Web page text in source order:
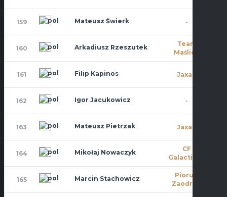
159 Mateusz Świerk -
160 Arkadiusz Rzeszutek
Team
Maślice
161 Filip Kapinos Jaxan
162 Igor Jacukowicz -
163 Mateusz Pietrzak Jaxan
164 Mikołaj Nowaczyk
CF
Galacticos
165 Marcin Stachowicz
Piorun
Zaodrze